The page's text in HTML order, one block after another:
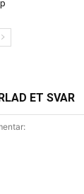
ET SVAR